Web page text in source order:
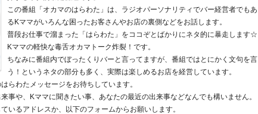
この番組「オカマのはらわた」は、ラジオパーソナリティでバー経営者でもあ
るKママがいろんな困ったお客さんやお店の裏側などをお話します。
普段お仕事で溜まった「はらわた」をココぞとばかりにネタ的に暴走します☆
Kママの軽快な毒舌オカマトーク炸裂！です。
ちなみに番組内でぼったくりバーと言ってますが、番組ではとにかく文句を言
う！というネタの部分も多く、実際は楽しめるお店を経営しています。
らわたメッセージをお待ちしています。
事や、Kママに聞きたい事、あなたの最近の出来事などなんでも構いません。
いるアドレスか、以下のフォームからお願いします。